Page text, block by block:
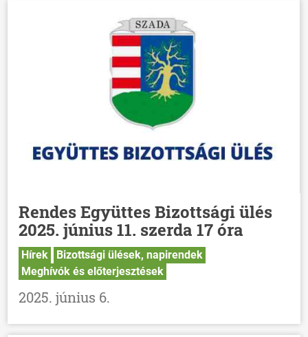
Rendes Együttes Bizottsági ülés
2025. június 11. szerda 17 óra
Hírek
Bizottsági ülések, napirendek
Meghívók és előterjesztések
2025. június 6.